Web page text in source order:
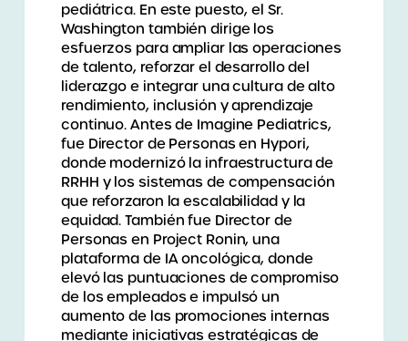
pediátrica. En este puesto, el Sr.
Washington también dirige los
esfuerzos para ampliar las operaciones
de talento, reforzar el desarrollo del
liderazgo e integrar una cultura de alto
rendimiento, inclusión y aprendizaje
continuo. Antes de Imagine Pediatrics,
fue Director de Personas en Hypori,
donde modernizó la infraestructura de
RRHH y los sistemas de compensación
que reforzaron la escalabilidad y la
equidad. También fue Director de
Personas en Project Ronin, una
plataforma de IA oncológica, donde
elevó las puntuaciones de compromiso
de los empleados e impulsó un
aumento de las promociones internas
mediante iniciativas estratégicas de